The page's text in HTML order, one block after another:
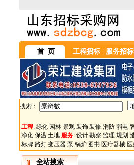
首 页 工程招标 服务招标
搜索：
工程: 绿化 园林 景观 装饰 装修 消防 弱电
净化 保温 土地 服务: 设计 勘察 监理 规划
标牌 路灯 变压器 泵 锅炉 图书 医疗器械 医
全站搜索